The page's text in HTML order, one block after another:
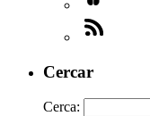
Cercar
Cerca: